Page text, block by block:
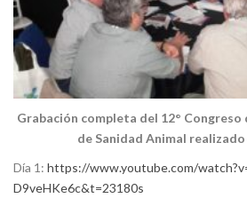
Grabación completa del 12° Congreso
de Sanidad Animal realizado
Día 1: https://www.youtube.com/
D9veHKe6c&t=23180s